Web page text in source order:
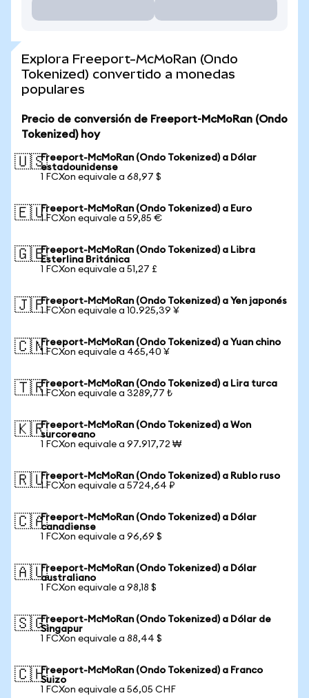
Explora Freeport-McMoRan (Ondo
Tokenized) convertido a monedas
populares
Precio de conversión de Freeport-McMoRan (Ondo
Tokenized) hoy
🇺🇸Freeport-McMoRan (Ondo Tokenized) a Dólar
estadounidense
1 FCXon equivale a 68,97 $
🇪🇺Freeport-McMoRan (Ondo Tokenized) a Euro
1 FCXon equivale a 59,85 €
🇬🇧Freeport-McMoRan (Ondo Tokenized) a Libra
Esterlina Británica
1 FCXon equivale a 51,27 £
🇯🇵Freeport-McMoRan (Ondo Tokenized) a Yen japonés
1 FCXon equivale a 10.925,39 ¥
🇨🇳Freeport-McMoRan (Ondo Tokenized) a Yuan chino
1 FCXon equivale a 465,40 ¥
🇹🇷Freeport-McMoRan (Ondo Tokenized) a Lira turca
1 FCXon equivale a 3289,77 ₺
🇰🇷Freeport-McMoRan (Ondo Tokenized) a Won
surcoreano
1 FCXon equivale a 97.917,72 ₩
🇷🇺Freeport-McMoRan (Ondo Tokenized) a Rublo ruso
1 FCXon equivale a 5724,64 ₽
🇨🇦Freeport-McMoRan (Ondo Tokenized) a Dólar
canadiense
1 FCXon equivale a 96,69 $
🇦🇺Freeport-McMoRan (Ondo Tokenized) a Dólar
australiano
1 FCXon equivale a 98,18 $
🇸🇬Freeport-McMoRan (Ondo Tokenized) a Dólar de
Singapur
1 FCXon equivale a 88,44 $
🇨🇭Freeport-McMoRan (Ondo Tokenized) a Franco
Suizo
1 FCXon equivale a 56,05 CHF